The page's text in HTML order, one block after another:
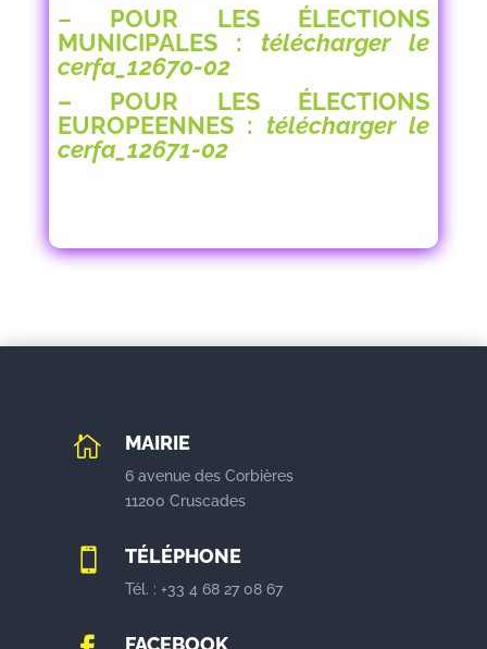
– POUR LES ÉLECTIONS
MUNICIPALES : télécharger le
cerfa_12670-02
–
POUR LES ÉLECTIONS
EUROPEENNES : télécharger le
cerfa_12671-02
 MAIRIE
6 avenue des Corbières
11200 Cruscades
 TÉLÉPHONE
Tél. : +33 4 68 27 08 67
FACEBOOK